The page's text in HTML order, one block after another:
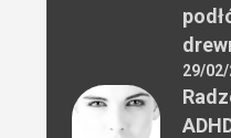
29/